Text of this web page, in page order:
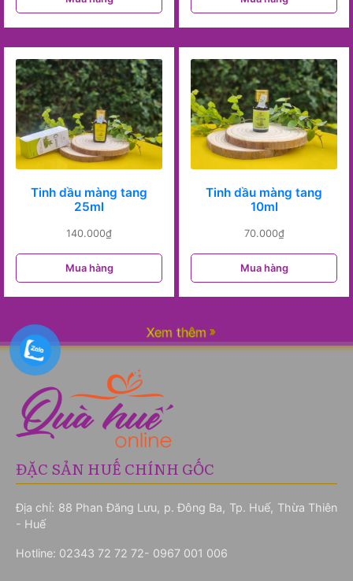
Tinh dầu màng tang
25ml
140.000₫
Mua hàng
Tinh dầu màng tang
10ml
70.000₫
Mua hàng
Xem thêm
ĐẶC SẢN HUẾ CHÍNH GỐC
Địa chỉ: 88 Phan Đăng Lưu, p. Đông Ba, Tp. Huế, Thừa Thiên
- Huế
Hotline: 02343 72 72 72- 0967 001 006